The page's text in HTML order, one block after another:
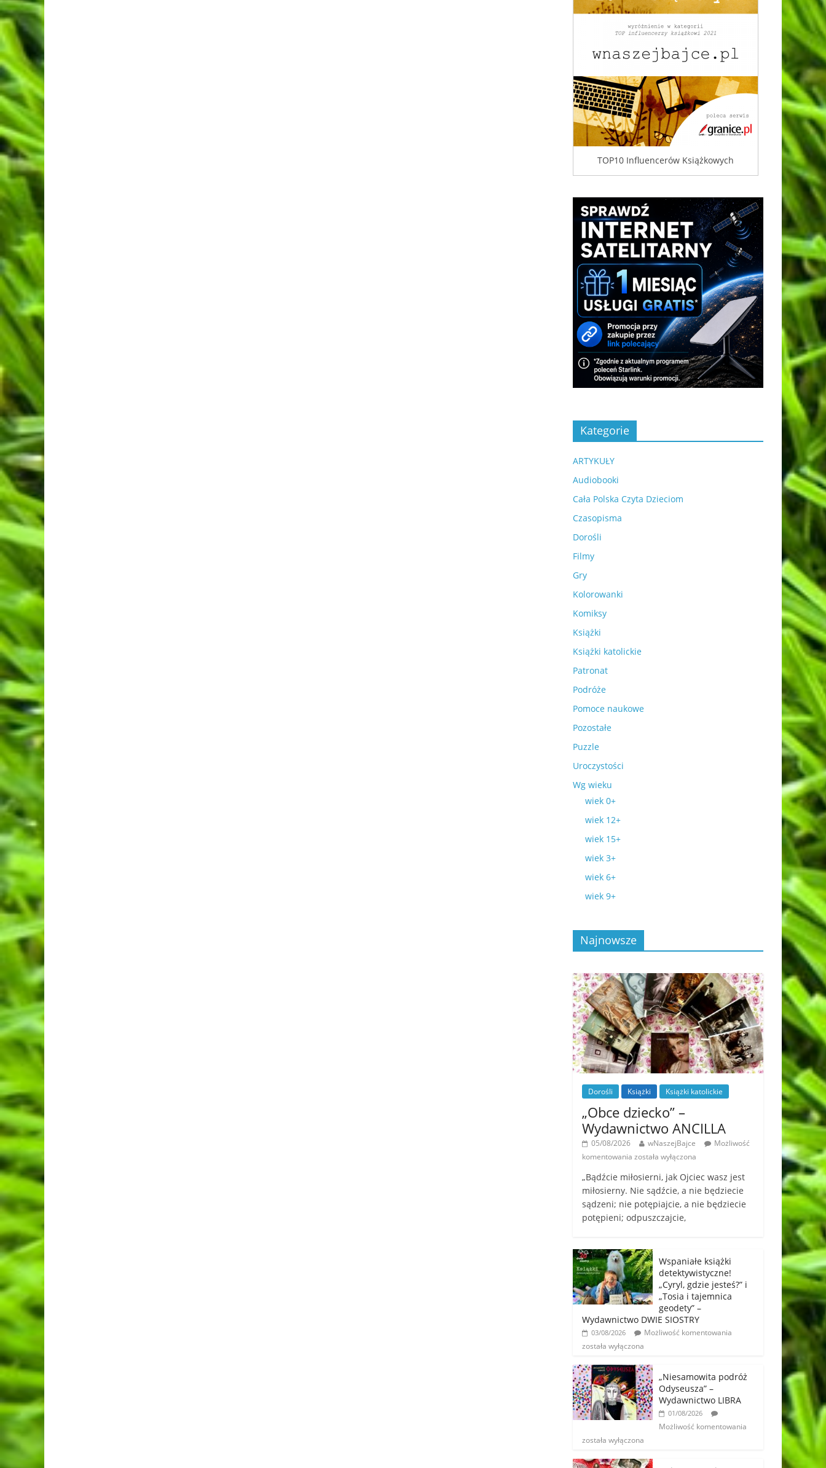
TOP10 Influencerów Książkowych
Kategorie
ARTYKUŁY
Audiobooki
Cała Polska Czyta Dzieciom
Czasopisma
Dorośli
Filmy
Gry
Kolorowanki
Komiksy
Książki
Książki katolickie
Patronat
Podróże
Pomoce naukowe
Pozostałe
Puzzle
Uroczystości
Wg wieku
wiek 0+
wiek 12+
wiek 15+
wiek 3+
wiek 6+
wiek 9+
Najnowsze
Dorośli Książki Książki katolickie
„Obce dziecko” –
Wydawnictwo ANCILLA
05/08/2026 wNaszejBajce
Możliwość
komentowania została wyłączona
„Bądźcie miłosierni, jak Ojciec wasz jest
miłosierny. Nie sądźcie, a nie będziecie
sądzeni; nie potępiajcie, a nie będziecie
potępieni; odpuszczajcie,
Wspaniałe książki
detektywistyczne!
„Cyryl, gdzie jesteś?” i
„Tosia i tajemnica
geodety” –
Wydawnictwo DWIE SIOSTRY
03/08/2026
Możliwość komentowania
została wyłączona
„Niesamowita podróż
Odyseusza” –
Wydawnictwo LIBRA
01/08/2026
Możliwość komentowania
została wyłączona